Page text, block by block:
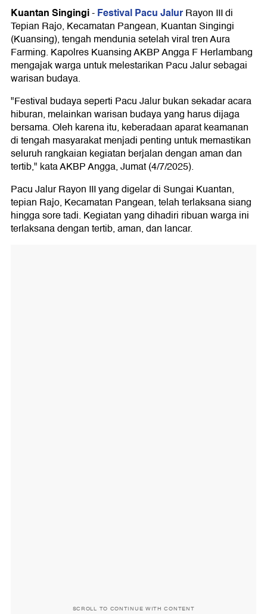
Kuantan Singingi-Festival Pacu JalurRayon III di
Tepian Rajo, Kecamatan Pangean, Kuantan Singingi
(Kuansing), tengah mendunia setelah viral tren Aura
Farming. Kapolres Kuansing AKBP Angga F Herlambang
mengajak warga untuk melestarikan Pacu Jalur sebagai
warisan budaya.
"Festival budaya seperti Pacu Jalur bukan sekadar acara
hiburan, melainkan warisan budaya yang harus dijaga
bersama. Oleh karena itu, keberadaan aparat keamanan
di tengah masyarakat menjadi penting untuk memastikan
seluruh rangkaian kegiatan berjalan dengan aman dan
tertib," kata AKBP Angga, Jumat (4/7/2025).
Pacu Jalur Rayon III yang digelar di Sungai Kuantan,
tepian Rajo, Kecamatan Pangean, telah terlaksana siang
hingga sore tadi. Kegiatan yang dihadiri ribuan warga ini
terlaksana dengan tertib, aman, dan lancar.
SCROLL TO CONTINUE WITH CONTENT